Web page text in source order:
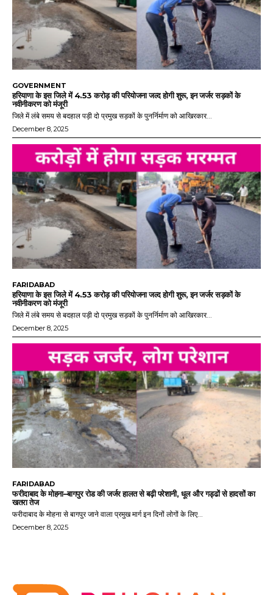
GOVERNMENT
हरियाणा के इस जिले में 4.53 करोड़ की परियोजना जल्द होगी शुरू, इन जर्जर सड़कों के
नवीनीकरण को मंजूरी
जिले में लंबे समय से बदहाल पड़ी दो प्रमुख सड़कों के पुनर्निर्माण को आखिरकार...
December 8, 2025
FARIDABAD
हरियाणा के इस जिले में 4.53 करोड़ की परियोजना जल्द होगी शुरू, इन जर्जर सड़कों के
नवीनीकरण को मंजूरी
जिले में लंबे समय से बदहाल पड़ी दो प्रमुख सड़कों के पुनर्निर्माण को आखिरकार...
December 8, 2025
FARIDABAD
फरीदाबाद के मोहना–बागपुर रोड की जर्जर हालत से बढ़ी परेशानी, धूल और गड्ढों से हादसों का
खतरा तेज
फरीदाबाद के मोहना से बागपुर जाने वाला प्रमुख मार्ग इन दिनों लोगों के लिए...
December 8, 2025